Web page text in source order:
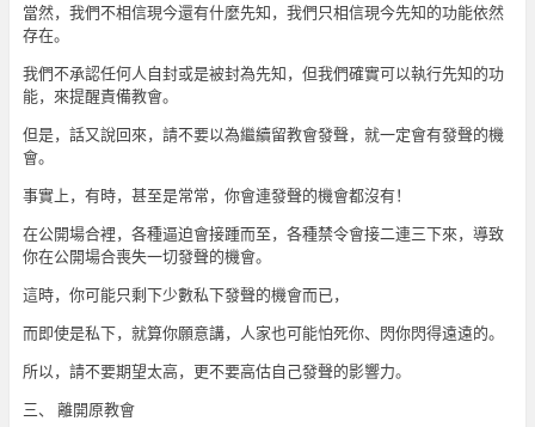
當然，我們不相信現今還有什麼先知，我們只相信現今先知的功能依然
存在。
我們不承認任何人自封或是被封為先知，但我們確實可以執行先知的功
能，來提醒責備教會。
但是，話又說回來，請不要以為繼續留教會發聲，就一定會有發聲的機
會。
事實上，有時，甚至是常常，你會連發聲的機會都沒有！
在公開場合裡，各種逼迫會接踵而至，各種禁令會接二連三下來，導致
你在公開場合喪失一切發聲的機會。
這時，你可能只剩下少數私下發聲的機會而已，
而即使是私下，就算你願意講，人家也可能怕死你、閃你閃得遠遠的。
所以，請不要期望太高，更不要高估自己發聲的影響力。
三、 離開原教會